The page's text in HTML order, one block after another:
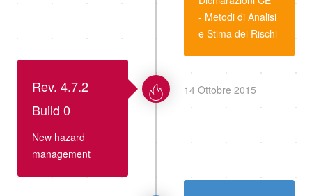
- Metodi di Analisi
e Stima dei Rischi
14 Ottobre 2015
Rev. 4.7.2
Build 0
New hazard
management